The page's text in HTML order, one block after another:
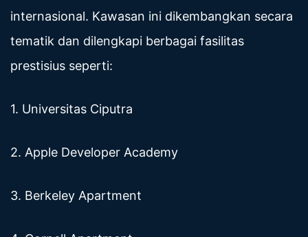
internasional. Kawasan ini dikembangkan secara
tematik dan dilengkapi berbagai fasilitas
prestisius seperti:
1. Universitas Ciputra
2. Apple Developer Academy
3. Berkeley Apartment